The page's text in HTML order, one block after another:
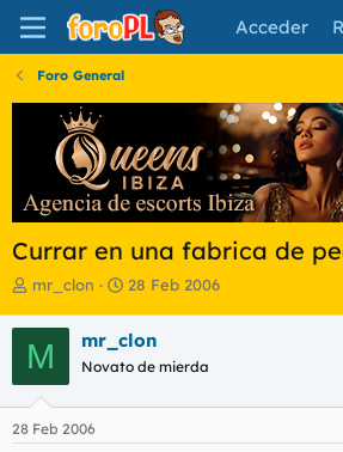
Acceder
Foro General
Currar en una fabrica de
I
i
c
i
a
d
o
mr_clon
F
h
a
e
28 Feb 2006
M mr_clon
Novato de mierda
28 Feb 2006